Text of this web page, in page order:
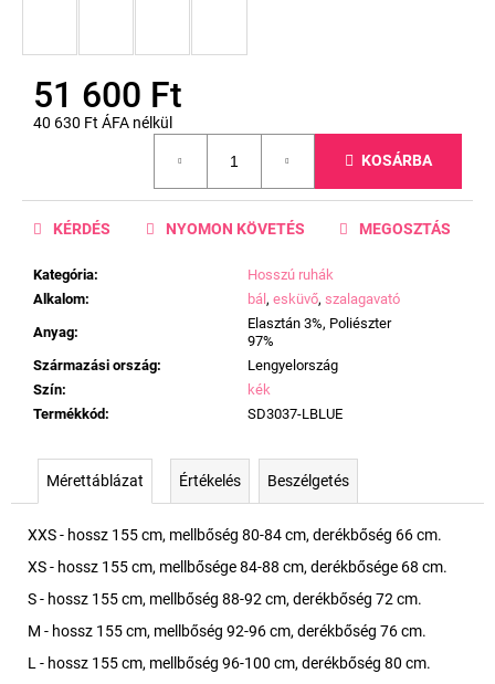
51 600 Ft
40 630 Ft ÁFA nélkül
KOSÁRBA
Kategória:
Hosszú ruhák
Alkalom: bál, esküvő, szalagavató
Anyag:
Elasztán 3%, Poliészter
97%
Származási ország:
Lengyelország
Szín:
kék
Termékkód: SD3037-LBLUE
KÉRDÉS NYOMON KÖVETÉS MEGOSZTÁS
Mérettáblázat Értékelés Beszélgetés
XXS - hossz 155 cm, mellbőség 80-84 cm, derékbőség 66 cm.
XS - hossz 155 cm, mellbősége 84-88 cm, derékbősége 68 cm.
S - hossz 155 cm, mellbőség 88-92 cm, derékbőség 72 cm.
M - hossz 155 cm, mellbőség 92-96 cm, derékbőség 76 cm.
L - hossz 155 cm, mellbőség 96-100 cm, derékbőség 80 cm.